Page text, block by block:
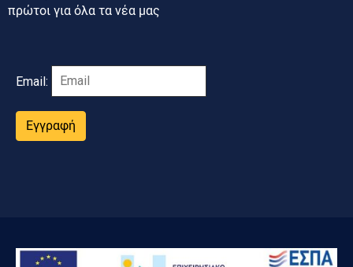
πρώτοι για όλα τα νέα μας
Email:
Εγγραφή